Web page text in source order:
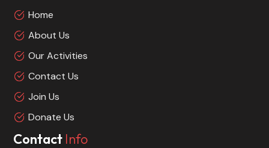
Home
About Us
Our Activities
Contact Us
Join Us
Donate Us
Contact Info